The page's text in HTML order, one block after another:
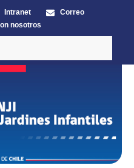
Intranet
Correo
nosotros